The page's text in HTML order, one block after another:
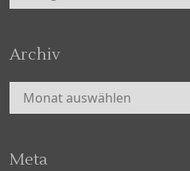
Archiv
Archiv
Meta